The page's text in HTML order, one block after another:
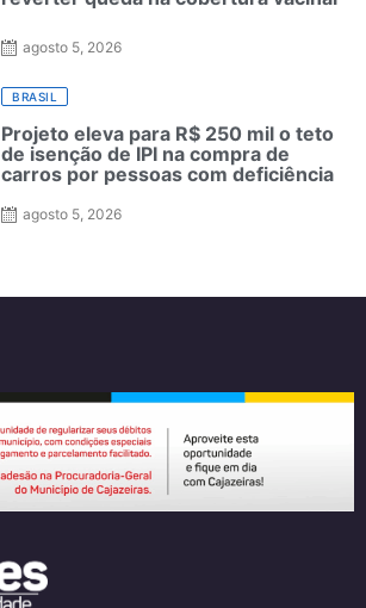
agosto 5, 2026
BRASIL
Projeto eleva para R$ 250 mil o teto
de isenção de IPI na compra de
carros por pessoas com deficiência
agosto 5, 2026